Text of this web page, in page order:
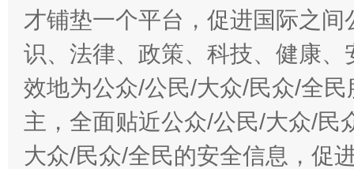
才铺垫一个平台，促进国际之
识、法律、政策、科技、健康
效地为公众/公民/大众/民众/全
主，全面贴近公众/公民/大众/民
大众/民众/全民的安全信息，促